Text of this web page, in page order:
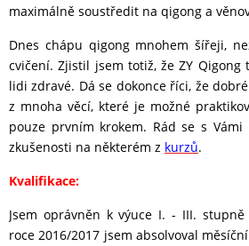
maximálně soustředit na qigong a
Dnes chápu qigong mnohem šířeji,
cvičení. Zjistil jsem totiž, že ZY
lidi zdravé. Dá se dokonce říci, že
z mnoha věcí, které je možné
pouze prvním krokem. Rád se s
zkušenosti na některém z kurzů.
Kvalifikace:
Jsem oprávněn k výuce I. - III. stupně
roce 2016/2017 jsem absolvoval